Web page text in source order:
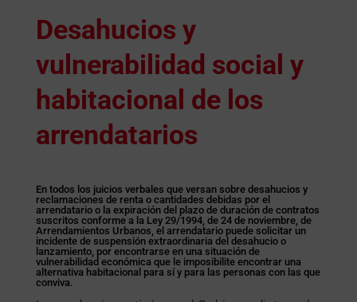
Desahucios y
vulnerabilidad social y
habitacional de los
arrendatarios
En todos los juicios verbales que versan sobre desahucios y
reclamaciones de renta o cantidades debidas por el
arrendatario o la expiración del plazo de duración de contratos
suscritos conforme a la Ley 29/1994, de 24 de noviembre, de
Arrendamientos Urbanos, el arrendatario puede solicitar un
incidente de suspensión extraordinaria del desahucio o
lanzamiento, por encontrarse en una situación de
vulnerabilidad económica que le imposibilite encontrar una
alternativa habitacional para sí y para las personas con las que
conviva.